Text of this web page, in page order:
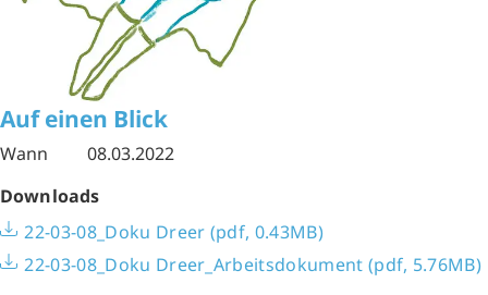
Auf einen Blick
Wann
08.03.2022
Downloads
22-03-08_Doku Dreer (pdf, 0.43MB)
22-03-08_Doku Dreer_Arbeitsdokument (pdf, 5.76MB)